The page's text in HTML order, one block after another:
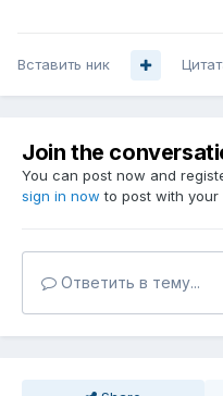
Вставить ник
Join the
You can post now and
sign in now to post with your
Ответить в тему...